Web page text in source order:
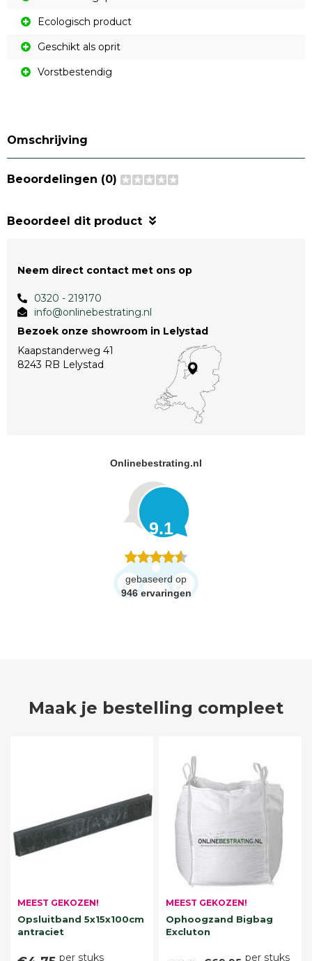
Ecologisch product
Geschikt als oprit
Vorstbestendig
Omschrijving
Beoordelingen (0)
Beoordeel dit product
Neem direct contact met ons op
0320 - 219170
info@onlinebestrating.nl
Bezoek onze showroom in Lelystad
Kaapstanderweg 41
8243 RB Lelystad
Onlinebestrating.nl
9.1
gebaseerd op
946 ervaringen
Maak je bestelling compleet
MEEST GEKOZEN!
Opsluitband 5x15x100cm
antraciet
per stuks
MEEST GEKOZEN!
Ophoogzand Bigbag
Excluton
per stuks